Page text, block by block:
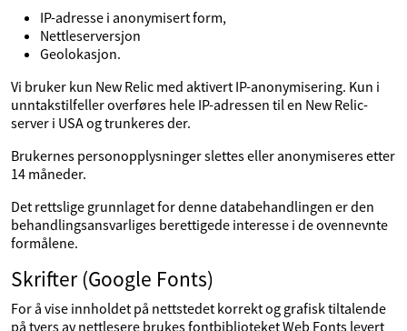
IP-adresse i anonymisert form,
Nettleserversjon
Geolokasjon.
Vi bruker kun New Relic med aktivert IP-anonymisering. Kun i
unntakstilfeller overføres hele IP-adressen til en New Relic-
server i USA og trunkeres der.
Brukernes personopplysninger slettes eller anonymiseres etter
14 måneder.
Det rettslige grunnlaget for denne databehandlingen er den
behandlingsansvarliges berettigede interesse i de ovennevnte
formålene.
Skrifter (Google Fonts)
For å vise innholdet på nettstedet korrekt og grafisk tiltalende
på tvers av nettlesere brukes fontbiblioteket Web Fonts levert